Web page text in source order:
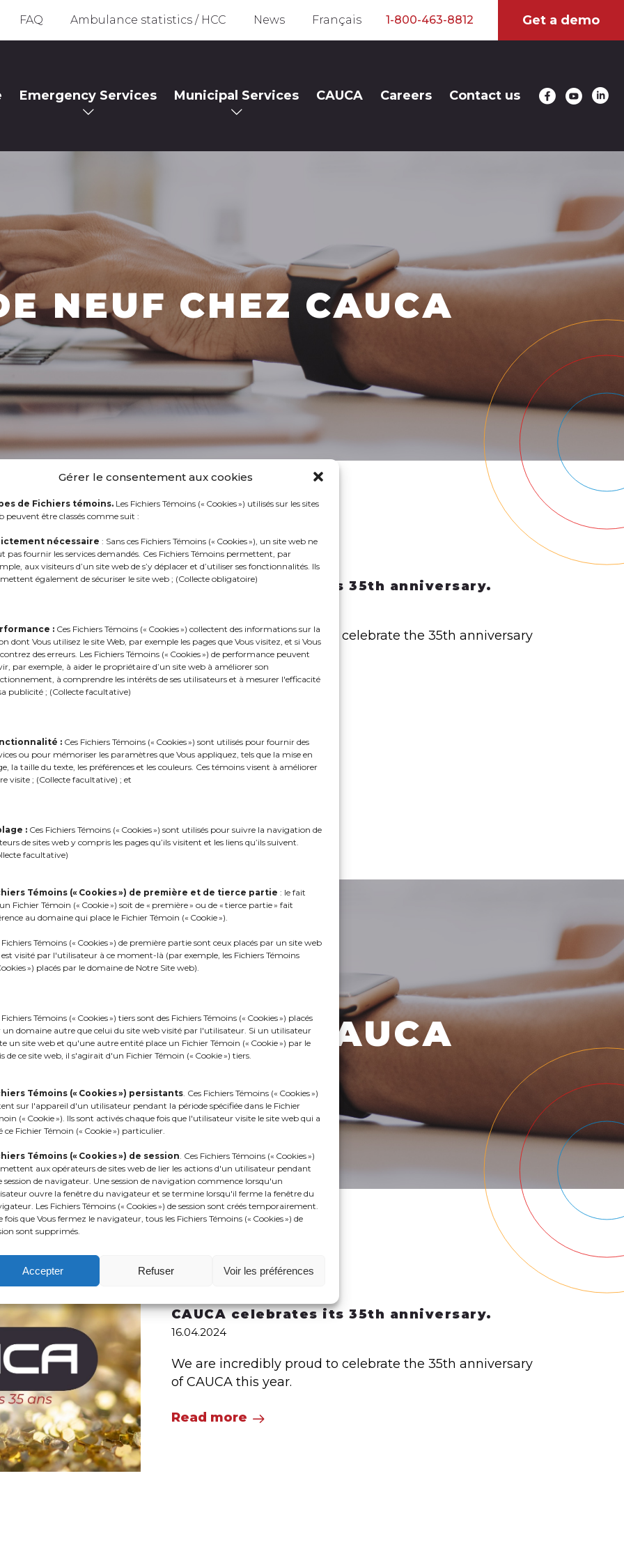
Gérer le consentement aux cookies
de Fichiers témoins. Les Fichiers Témoins (« Cookies ») utilisés sur les sites
peuvent être classés comme suit :
nécessaire : Sans ces Fichiers Témoins (« Cookies »), un site web ne
pas fournir les services demandés. Ces Fichiers Témoins permettent, par
aux visiteurs d’un site web de s’y déplacer et d’utiliser ses fonctionnalités. Ils
également de sécuriser le site web ; (Collecte obligatoire)
: Ces Fichiers Témoins (« Cookies ») collectent des informations sur la
dont Vous utilisez le site Web, par exemple les pages que Vous visitez, et si Vous
des erreurs. Les Fichiers Témoins (« Cookies ») de performance peuvent
par exemple, à aider le propriétaire d’un site web à améliorer son
à comprendre les intérêts de ses utilisateurs et à mesurer l'efficacité
publicité ; (Collecte facultative)
: Ces Fichiers Témoins (« Cookies ») sont utilisés pour fournir des
ou pour mémoriser les paramètres que Vous appliquez, tels que la mise en
la taille du texte, les préférences et les couleurs. Ces témoins visent à améliorer
visite ; (Collecte facultative) ; et
: Ces Fichiers Témoins (« Cookies ») sont utilisés pour suivre la navigation de
de sites web y compris les pages qu’ils visitent et les liens qu’ils suivent.
facultative)
Témoins (« Cookies ») de première et de tierce partie : le fait
Fichier Témoin (« Cookie ») soit de « première » ou de « tierce partie » fait
au domaine qui place le Fichier Témoin (« Cookie »).
Fichiers Témoins (« Cookies ») de première partie sont ceux placés par un site web
visité par l'utilisateur à ce moment-là (par exemple, les Fichiers Témoins
») placés par le domaine de Notre Site web).
Fichiers Témoins (« Cookies ») tiers sont des Fichiers Témoins (« Cookies ») placés
un domaine autre que celui du site web visité par l'utilisateur. Si un utilisateur
un site web et qu'une autre entité place un Fichier Témoin (« Cookie ») par le
de ce site web, il s'agirait d'un Fichier Témoin (« Cookie ») tiers.
Témoins (« Cookies ») persistants. Ces Fichiers Témoins (« Cookies »)
sur l'appareil d'un utilisateur pendant la période spécifiée dans le Fichier
(« Cookie »). Ils sont activés chaque fois que l'utilisateur visite le site web qui a
ce Fichier Témoin (« Cookie ») particulier.
Témoins (« Cookies ») de session. Ces Fichiers Témoins (« Cookies »)
aux opérateurs de sites web de lier les actions d'un utilisateur pendant
session de navigateur. Une session de navigation commence lorsqu'un
ouvre la fenêtre du navigateur et se termine lorsqu'il ferme la fenêtre du
Les Fichiers Témoins (« Cookies ») de session sont créés temporairement.
fois que Vous fermez le navigateur, tous les Fichiers Témoins (« Cookies ») de
sont supprimés.
Accepter Refuser Voir les préférences
FAQ Ambulance statistics / HCC News Français 1-800-463-8812 Get a demo
Emergency Services Municipal Services CAUCA Careers Contact us
NEUF CHEZ CAUCA
CAUCA celebrates its 35th anniversary.
We are incredibly proud to celebrate the 35th anniversary
of CAUCA this year.
NEUF CHEZ CAUCA
CAUCA celebrates its 35th anniversary.
16.04.2024
We are incredibly proud to celebrate the 35th anniversary
of CAUCA this year.
Read more